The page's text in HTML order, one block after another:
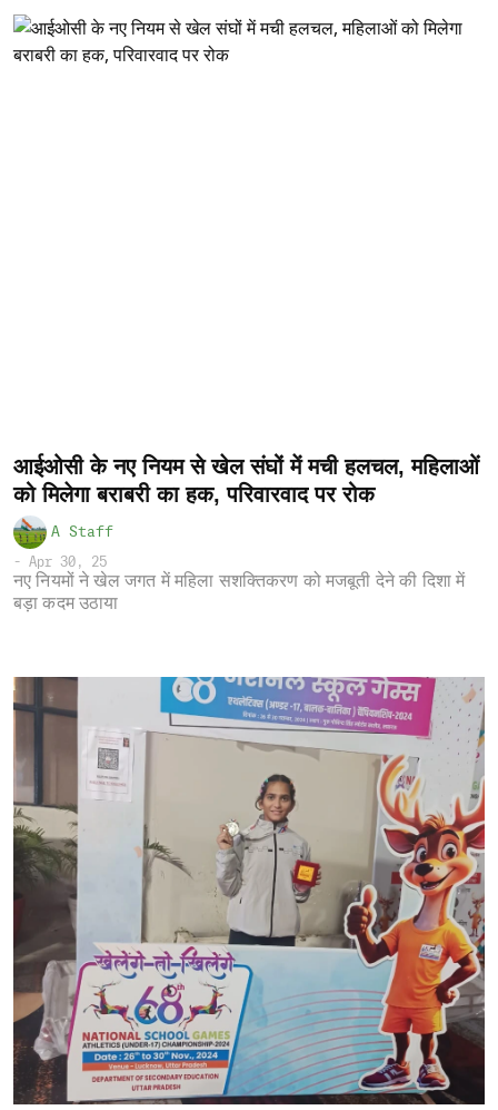
आईओसी के नए नियम से खेल संघों में मची हलचल, महिलाओं
को मिलेगा बराबरी का हक, परिवारवाद पर रोक
A Staff
- Apr 30, 25
नए नियमों ने खेल जगत में महिला सशक्तिकरण को मजबूती देने की दिशा में
बड़ा कदम उठाया